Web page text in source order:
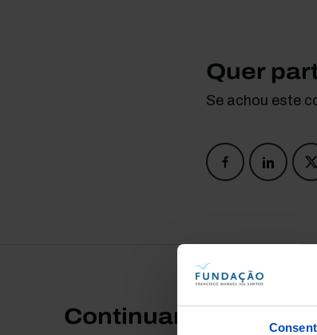
Quer
Se achou este
Continuar a pesquisar